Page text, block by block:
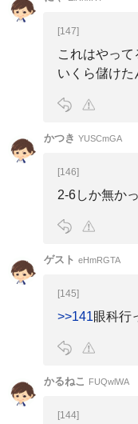
[147]
これはやって
いくら儲けた
かつき YUSCmGA
[146]
2-6しか無か
ゲスト eHmRGTA
[145]
>>141 眼科行
かるねこ FUQwlWA
[144]